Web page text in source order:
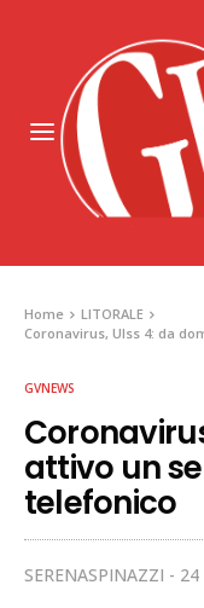
Home
LITORALE
Coronavirus, Ulss 4: da
GVNEWS
attivo un
telefonico
SERENASPINAZZI 24